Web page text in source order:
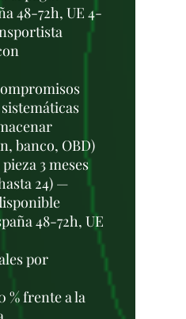
48-72h, UE 4-
banco, OBD)
3 meses
24) —
48-72h, UE
por
% frente a la